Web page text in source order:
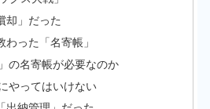
却」だった
った「名寄帳」
の名寄帳が必要なのか
やってはいけない